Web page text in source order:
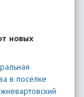
новых
в поселке